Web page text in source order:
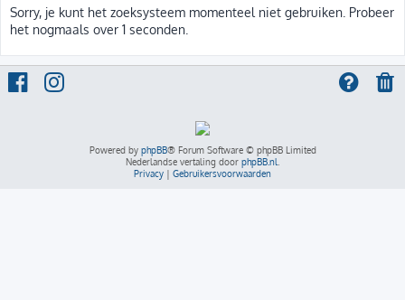
Sorry, je kunt het zoeksysteem momenteel niet gebruiken. Probeer
het nogmaals over 1 seconden.
Powered by phpBB® Forum Software © phpBB Limited
Nederlandse vertaling door phpBB.nl
Privacy | Gebruikersvoorwaarden